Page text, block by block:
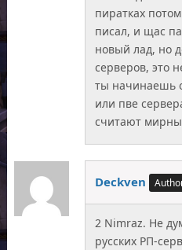
пиратках
писал, и щас
новый лад, но
серверов, это
ты начинаешь
или пве
считают
Deckven
2 Nimraz. Не
русских РП-